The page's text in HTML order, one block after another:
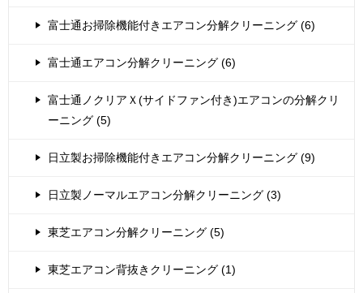
富士通お掃除機能付きエアコン分解クリーニング (6)
富士通エアコン分解クリーニング (6)
富士通ノクリアＸ(サイドファン付き)エアコンの分解クリ
ーニング (5)
日立製お掃除機能付きエアコン分解クリーニング (9)
日立製ノーマルエアコン分解クリーニング (3)
東芝エアコン分解クリーニング (5)
東芝エアコン背抜きクリーニング (1)